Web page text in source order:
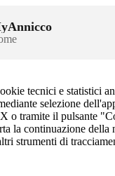
tecnici e statistici
selezione
o tramite il pulsante
la continuazione della
strumenti di